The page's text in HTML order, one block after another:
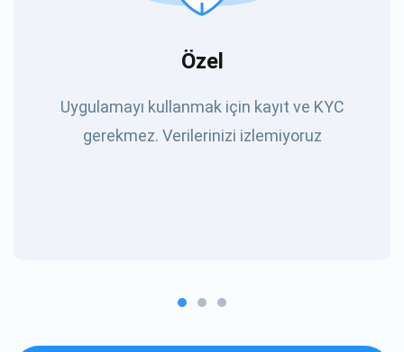
Özel
Uygulamayı kullanmak için kayıt ve KYC
gerekmez. Verilerinizi izlemiyoruz